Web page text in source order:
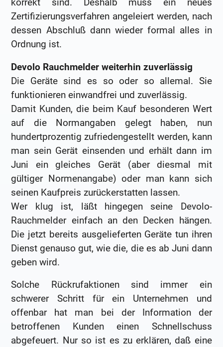
Zertifizierungsverfahren angeleiert werden, nach
dessen Abschluß dann wieder formal alles in
Ordnung ist.
Devolo Rauchmelder weiterhin zuverlässig
Die Geräte sind es so oder so allemal. Sie
funktionieren einwandfrei und zuverlässig.
Damit Kunden, die beim Kauf besonderen Wert
auf die Normangaben gelegt haben, nun
hundertprozentig zufriedengestellt werden, kann
man sein Gerät einsenden und erhält dann im
Juni ein gleiches Gerät (aber diesmal mit
gültiger Normenangabe) oder man kann sich
seinen Kaufpreis zurückerstatten lassen.
Wer klug ist, läßt hingegen seine Devolo-
Rauchmelder einfach an den Decken hängen.
Die jetzt bereits ausgelieferten Geräte tun ihren
Dienst genauso gut, wie die, die es ab Juni dann
geben wird.
Solche Rückrufaktionen sind immer ein
schwerer Schritt für ein Unternehmen und
offenbar hat man bei der Information der
betroffenen Kunden einen Schnellschuss
abgefeuert. Nur so ist es zu erklären, daß eine